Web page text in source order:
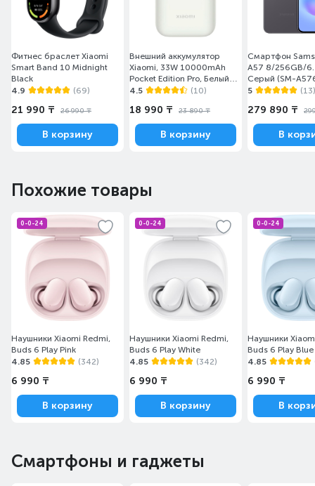
Фитнес браслет Xiaomi
Smart Band 10 Midnight
Black
4.9
(69)
21 990 ₸ 26 990 ₸
В корзину
Внешний аккумулятор
Xiaomi, 33W 10000mAh
Pocket Edition Pro, Белый
(PB1030ZM)
4.5 (10)
18 990 ₸ 23 890 ₸
В корзину
Смартфон
A57 8/256GB/
Серый (SM-
5
(13)
279 890 ₸
В
Похожие товары
0-0-24
Наушники Xiaomi Redmi,
Buds 6 Play Pink
4.85
(342)
6 990 ₸
В корзину
0-0-24
Наушники Xiaomi Redmi,
Buds 6 Play White
4.85
(342)
6 990 ₸
В корзину
0-0-24
Наушники
Buds 6 Play Blue
4.85
6 990 ₸
В
Смартфоны и гаджеты